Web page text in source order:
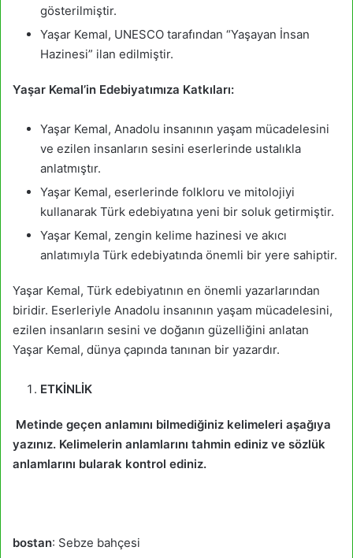
gösterilmiştir.
Yaşar Kemal, UNESCO tarafından “Yaşayan İnsan
Hazinesi” ilan edilmiştir.
Yaşar Kemal’in Edebiyatımıza Katkıları:
Yaşar Kemal, Anadolu insanının yaşam mücadelesini
ve ezilen insanların sesini eserlerinde ustalıkla
anlatmıştır.
Yaşar Kemal, eserlerinde folkloru ve mitolojiyi
kullanarak Türk edebiyatına yeni bir soluk getirmiştir.
Yaşar Kemal, zengin kelime hazinesi ve akıcı
anlatımıyla Türk edebiyatında önemli bir yere sahiptir.
Yaşar Kemal, Türk edebiyatının en önemli yazarlarından
biridir. Eserleriyle Anadolu insanının yaşam mücadelesini,
ezilen insanların sesini ve doğanın güzelliğini anlatan
Yaşar Kemal, dünya çapında tanınan bir yazardır.
ETKİNLİK
Metinde geçen anlamını bilmediğiniz kelimeleri aşağıya
yazınız. Kelimelerin anlamlarını tahmin ediniz ve sözlük
anlamlarını bularak kontrol ediniz.
bostan: Sebze bahçesi